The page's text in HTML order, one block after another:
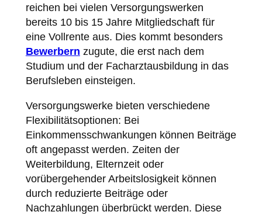
reichen bei vielen Versorgungswerken
bereits 10 bis 15 Jahre Mitgliedschaft für
eine Vollrente aus. Dies kommt besonders
Bewerbern zugute, die erst nach dem
Studium und der Facharztausbildung in das
Berufsleben einsteigen.
Versorgungswerke bieten verschiedene
Flexibilitätsoptionen: Bei
Einkommensschwankungen können Beiträge
oft angepasst werden. Zeiten der
Weiterbildung, Elternzeit oder
vorübergehender Arbeitslosigkeit können
durch reduzierte Beiträge oder
Nachzahlungen überbrückt werden. Diese